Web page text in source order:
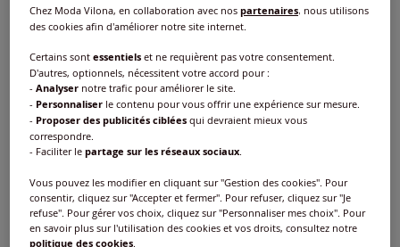
Chez Moda Vilona, en collaboration avec nospartenaires, nous utilisons
des cookies afin d'améliorer notre site internet.
Certains sontessentiels et ne requièrent pas votre consentement.
D'autres, optionnels, nécessitent votre accord pour :
-Analyser notre trafic pour améliorer le site.
- Personnaliser le contenu pour vous offrir une expérience sur mesure.
- Proposer des publicités ciblées qui devraient mieux vous
correspondre.
- Faciliter lepartage sur les réseaux sociaux.
Vous pouvez les modifier en cliquant sur "Gestion des cookies". Pour
consentir, cliquez sur "Accepter et fermer". Pour refuser, cliquez sur "Je
refuse". Pour gérer vos choix, cliquez sur "Personnaliser mes choix". Pour
en savoir plus sur l'utilisation des cookies et vos droits, consultez notre
politique des cookies.